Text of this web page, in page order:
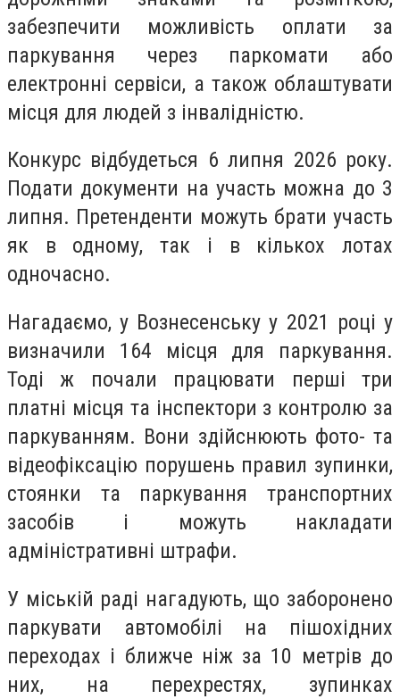
забезпечити можливість оплати за
паркування через паркомати або
електронні сервіси, а також облаштувати
місця для людей з інвалідністю.
Конкурс відбудеться 6 липня 2026 року.
Подати документи на участь можна до 3
липня. Претенденти можуть брати участь
як в одному, так і в кількох лотах
одночасно.
Нагадаємо, у Вознесенську у 2021 році у
визначили 164 місця для паркування.
Тоді ж почали працювати перші три
платні місця та інспектори з контролю за
паркуванням. Вони здійснюють фото- та
відеофіксацію порушень правил зупинки,
стоянки та паркування транспортних
засобів і можуть накладати
адміністративні штрафи.
У міській раді нагадують, що заборонено
паркувати автомобілі на пішохідних
переходах і ближче ніж за 10 метрів до
них, на перехрестях, зупинках